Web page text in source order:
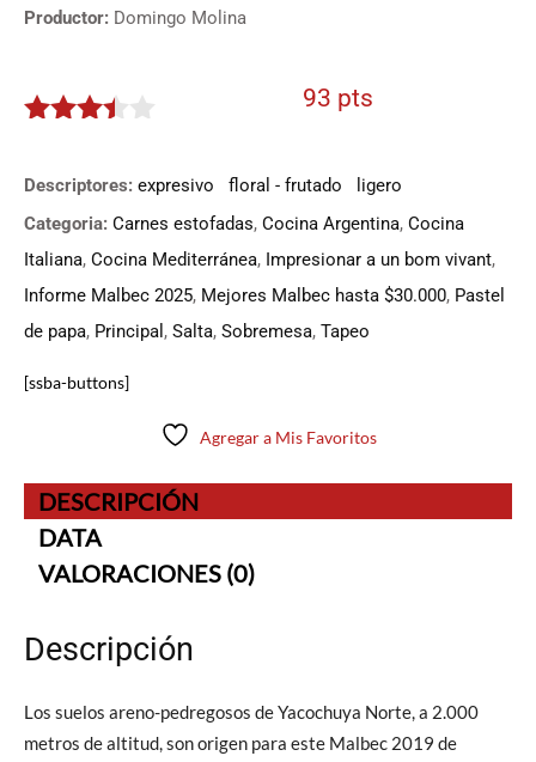
Productor: Domingo Molina
93 pts
Descriptores: expresivo floral - frutado
ligero
Categoria: Carnes estofadas, Cocina Argentina, Cocina
Italiana, Cocina Mediterránea, Impresionar a un bom vivant,
Informe Malbec 2025, Mejores Malbec hasta $30.000, Pastel
de papa, Principal , Salta, Sobremesa, Tapeo
[ssba-buttons]
Agregar a Mis Favoritos
DESCRIPCIÓN
DATA
VALORACIONES (0)
Descripción
Los suelos areno-pedregosos de Yacochuya Norte, a 2.000
metros de altitud, son origen para este Malbec 2019 de